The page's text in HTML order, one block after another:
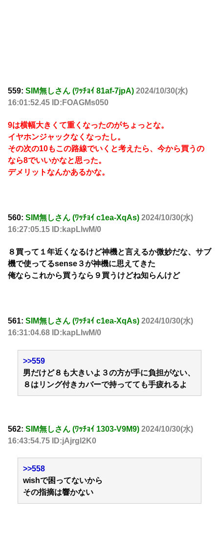
559: SIM無しさん (ﾜｯﾁｮｲ 81af-7jpA) 2024/10/30(水)
16:01:52.45 ID:FOAGMs050
9は横幅大きくて重くなったのがちょっとな。
イヤホンジャックなくなったし。
その次の10もこの路線でいくと考えたら、今から買うの
なら8でいいかなと思った。
デメリットなんかあるかな。
560: SIM無しさん (ﾜｯﾁｮｲ c1ea-XqAs) 2024/10/30(水)
16:27:05.15 ID:kapLlwM/0
８買って１年近くなるけど神機と言えるか微妙だな、サブ
機で使ってるsense３が神機に思えてきた
俺ならこれから買うなら９買うけどね知らんけど
561: SIM無しさん (ﾜｯﾁｮｲ c1ea-XqAs) 2024/10/30(水)
16:31:04.68 ID:kapLlwM/0
>>559
男だけど８も大きいよ３の方が手に負担がない、
８はリング付きカバーで持ってても手疲れるよ
562: SIM無しさん (ﾜｯﾁｮｲ 1303-V9M9) 2024/10/30(水)
16:43:54.75 ID:jAjrgl2K0
>>558
wishで困ってないから
その指摘は響かない